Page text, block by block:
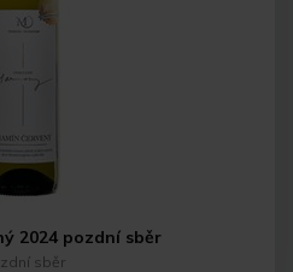
2024 pozdní sběr
sběr